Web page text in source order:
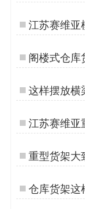
江苏赛维亚
些事项呢？
阁楼式仓库
这样摆放横
业效率提升
江苏赛维亚
重型货架大
仓库货架这